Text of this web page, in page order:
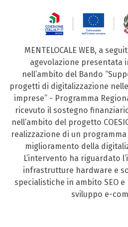
MENTELOCALE WEB, a
agevolazione presentata
nell’ambito del Bando
progetti di digitalizzazione
imprese” - Programma
ricevuto il sostegno
nell’ambito del progetto
realizzazione di un
miglioramento della
L’intervento ha riguardato
infrastrutture hardware e
specialistiche in ambito SEO
sviluppo e-